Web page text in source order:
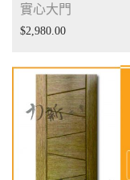
實心大門
$2,980.00